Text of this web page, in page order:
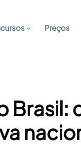
Preços
Brasil: